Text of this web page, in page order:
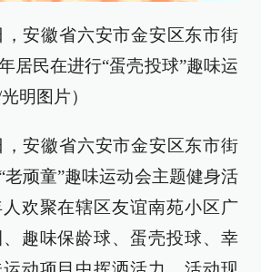
，安徽省六安市金安区东市街
居民在进行“蛋壳投球”趣味运
明图片）
，安徽省六安市金安区东市街
顽童”趣味运动会主题健身活
欢聚在辖区友谊南苑小区广
趣味保龄球、蛋壳投球、幸